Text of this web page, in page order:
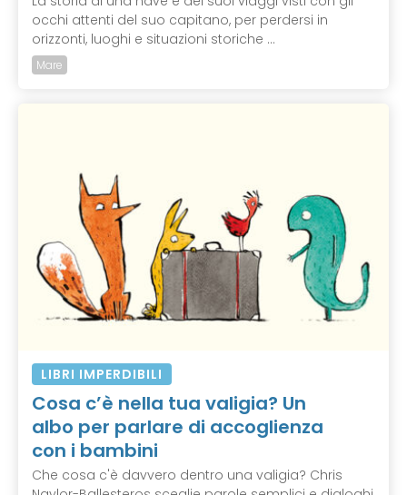
occhi attenti del suo capitano, per perdersi in
orizzonti, luoghi e situazioni storiche ...
Mare
LIBRI IMPERDIBILI
Cosa c’è nella tua valigia? Un
albo per parlare di accoglienza
con i bambini
Che cosa c'è davvero dentro una valigia? Chris